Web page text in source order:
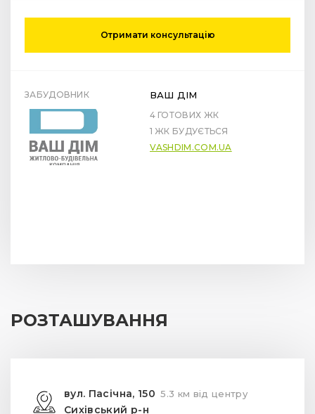
Отримати консультацію
ЗАБУДОВНИК ВАШ ДІМ
4 ГОТОВИХ ЖК
1 ЖК БУДУЄТЬСЯ
VASHDIM.COM.UA
РОЗТАШУВАННЯ
вул. Пасічна, 150
Сихівський р-н
5.3 км від центру